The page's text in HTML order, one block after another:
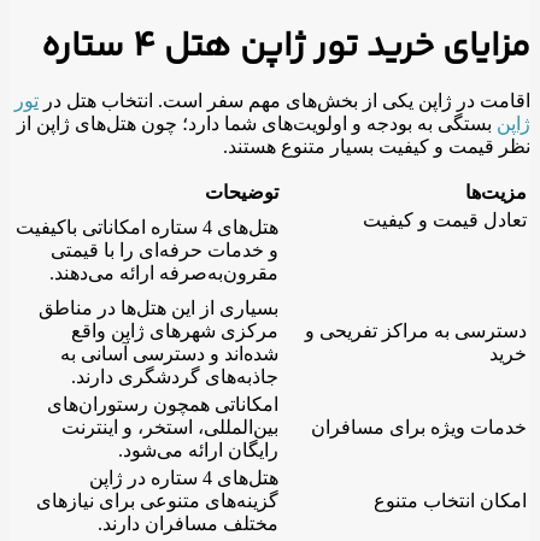
مزایای خرید تور ژاپن هتل 4 ستاره
اقامت در ژاپن یکی از بخش‌های مهم سفر است. انتخاب هتل‌ در تور
ژاپن بستگی به بودجه و اولویت‌های شما دارد؛ چون هتل‌های ژاپن از
نظر قیمت و کیفیت بسیار متنوع هستند.
مزیت‌ها
توضیحات
تعادل قیمت و کیفیت
هتل‌های 4 ستاره امکاناتی باکیفیت
و خدمات حرفه‌ای را با قیمتی
مقرون‌به‌صرفه ارائه می‌دهند.
دسترسی به مراکز تفریحی و
خرید
بسیاری از این هتل‌ها در مناطق
مرکزی شهرهای ژاپن واقع
شده‌اند و دسترسی آسانی به
جاذبه‌های گردشگری دارند.
خدمات ویژه برای مسافران
امکاناتی همچون رستوران‌های
بین‌المللی، استخر، و اینترنت
رایگان ارائه می‌شود.
امکان انتخاب متنوع
هتل‌های 4 ستاره در ژاپن
گزینه‌های متنوعی برای نیازهای
مختلف مسافران دارند.